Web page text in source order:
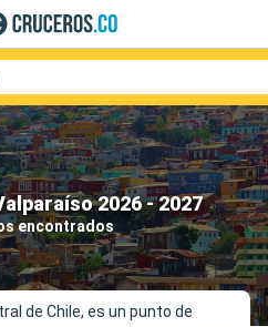
2026 - 2027
encontrados
Buscar
de Chile, es un punto de